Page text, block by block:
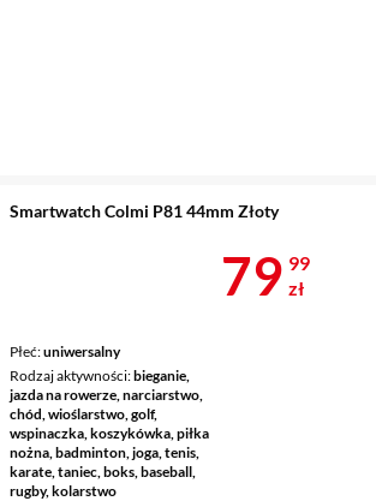
Smartwatch Colmi P81 44mm Złoty
Płeć uniwersalny
Rodzaj aktywności bieganie,
jazda na rowerze, narciarstwo,
chód, wioślarstwo, golf,
wspinaczka, koszykówka, piłka
nożna, badminton, joga, tenis,
karate, taniec, boks, baseball,
rugby, kolarstwo
Cena
79 99
zł